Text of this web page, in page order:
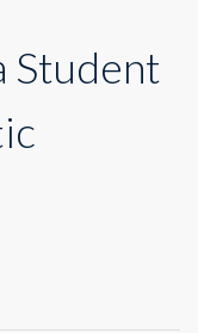
Student